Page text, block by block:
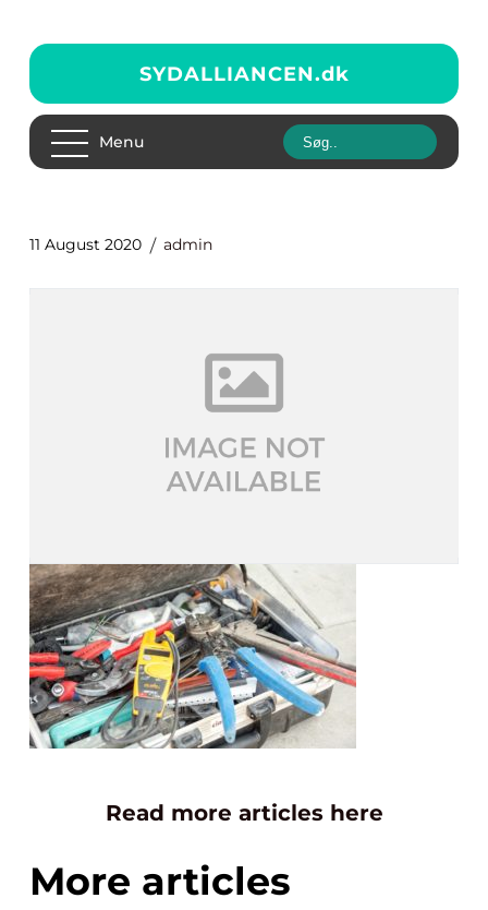
SYDALLIANCEN.dk
Menu
11 August 2020 admin
Read more articles here
More articles